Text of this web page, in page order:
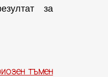
за
тъмен